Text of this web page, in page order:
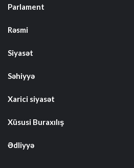
Parlament
Rəsmi
Siyasət
Səhiyyə
Xarici siyasət
Xüsusi Buraxılış
Ədliyyə